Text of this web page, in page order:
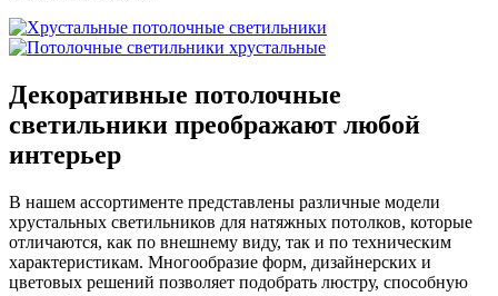
Декоративные потолочные
светильники преображают любой
интерьер
В нашем ассортименте представлены различные модели
хрустальных светильников для натяжных потолков, которые
отличаются, как по внешнему виду, так и по техническим
характеристикам. Многообразие форм, дизайнерских и
цветовых решений позволяет подобрать люстру, способную